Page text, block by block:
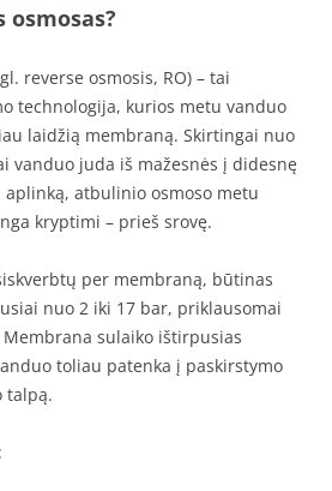
reverse osmosis, RO) – tai
technologija, kurios metu vanduo
laidžią membraną. Skirtingai nuo
vanduo juda iš mažesnės į didesnę
atbulinio osmoso metu
kryptimi – prieš srovę.
per membraną, būtinas
nuo 2 iki 17 bar, priklausomai
sulaiko ištirpusias
toliau patenka į paskirstymo
talpą.